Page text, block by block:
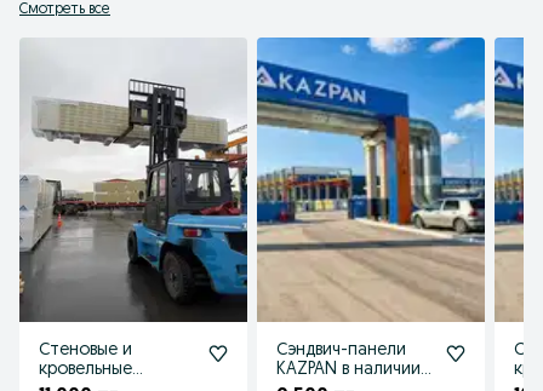
Смотреть все
Стеновые и
кровельные
Сэндвич-панели
KAZPAN в наличии